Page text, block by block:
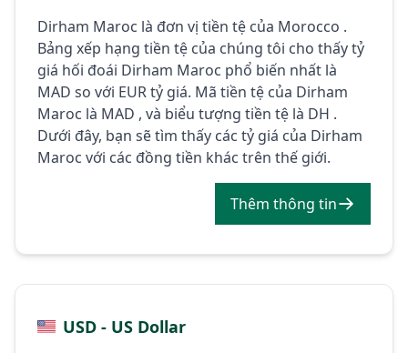
Dirham Maroc là đơn vị tiền tệ của Morocco .
Bảng xếp hạng tiền tệ của chúng tôi cho thấy tỷ
giá hối đoái Dirham Maroc phổ biến nhất là
MAD so với EUR tỷ giá. Mã tiền tệ của Dirham
Maroc là MAD , và biểu tượng tiền tệ là DH .
Dưới đây, bạn sẽ tìm thấy các tỷ giá của Dirham
Maroc với các đồng tiền khác trên thế giới.
Thêm thông tin
USD - US Dollar